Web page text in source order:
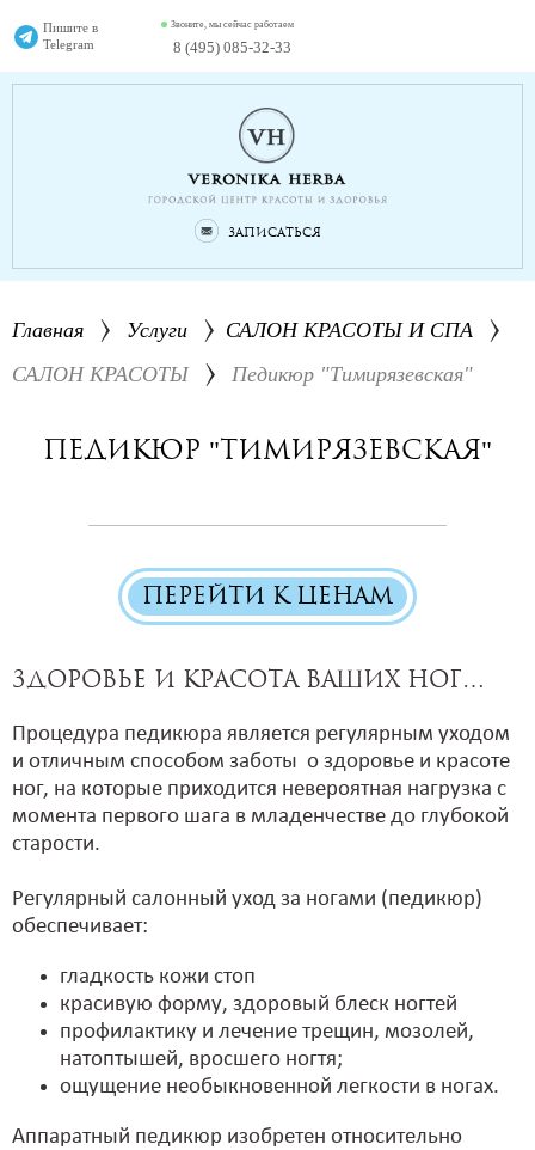
Пишите в
Telegram
Звоните, мы сейчас работаем
8 (495) 085-32-33
Записаться
Главная Услуги
САЛОН КРАСОТЫ И СПА
САЛОН КРАСОТЫ
Педикюр "Тимирязевская"
Педикюр "Тимирязевская"
ПЕРЕЙТИ К ЦЕНАМ
Здоровье и красота Ваших ног…
Процедура педикюра является регулярным уходом
и отличным способом заботы о здоровье и красоте
ног, на которые приходится невероятная нагрузка с
момента первого шага в младенчестве до глубокой
старости.
Регулярный салонный уход за ногами (педикюр)
обеспечивает:
гладкость кожи стоп
красивую форму, здоровый блеск ногтей
профилактику и лечение трещин, мозолей,
натоптышей, вросшего ногтя;
ощущение необыкновенной легкости в ногах.
Аппаратный педикюр изобретен относительно